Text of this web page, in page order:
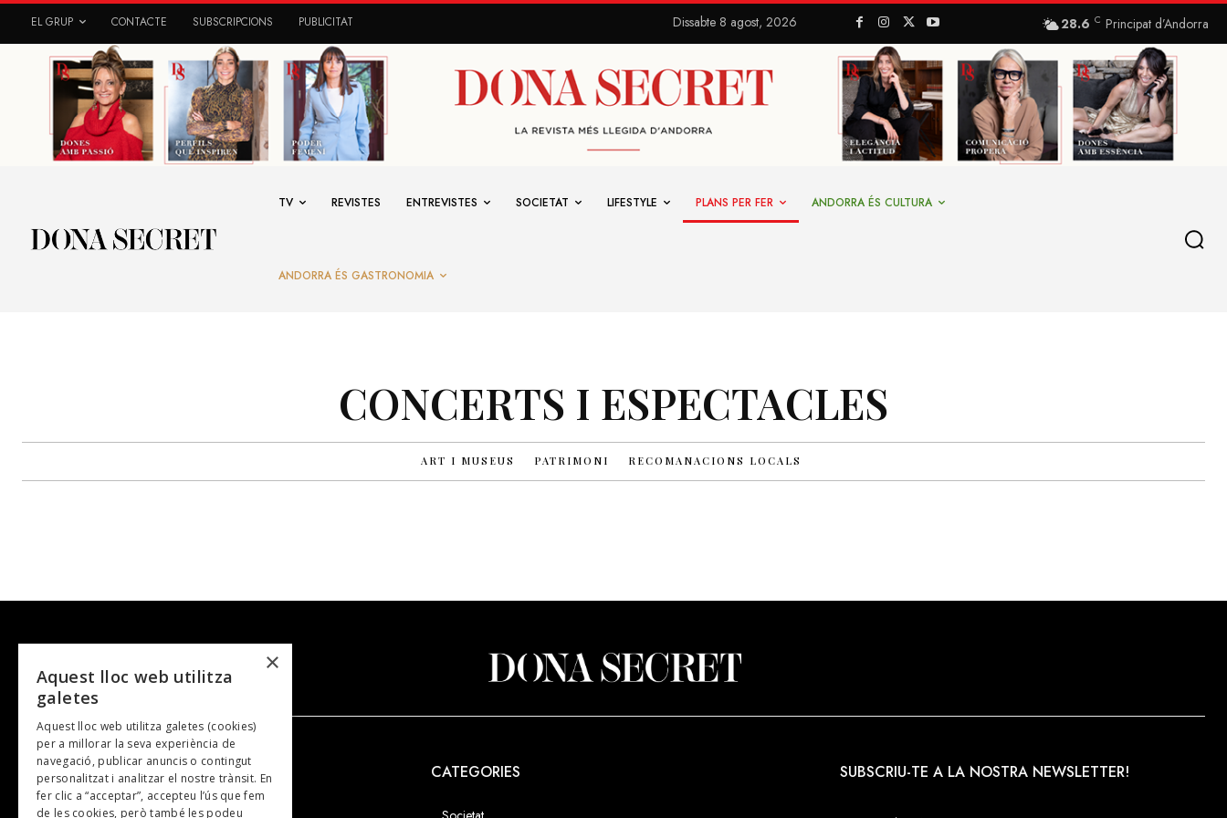
EL GRUP CONTACTE SUBSCRIPCIONS PUBLICITAT Dissabte 8 agost, 2026 28.6 C Principat d’Andorra
TV REVISTES ENTREVISTES SOCIETAT LIFESTYLE PLANS PER FER ANDORRA ÉS CULTURA
ANDORRA ÉS GASTRONOMIA
CONCERTS I ESPECTACLES
ART I MUSEUS PATRIMONI RECOMANACIONS LOCALS
NOSALTRES CATEGORIES SUBSCRIU-TE A LA NOSTRA NEWSLETTER!
×
Aquest lloc web utilitza
galetes
Aquest lloc web utilitza galetes (cookies)
per a millorar la seva experiència de
navegació, publicar anuncis o contingut
personalitzat i analitzar el nostre trànsit. En
fer clic a “acceptar”, accepteu l’ús que fem
de les cookies, però també les podeu